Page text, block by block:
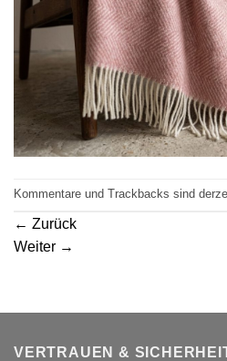
Kommentare und Trackbacks sind
← Zurück
Weiter →
VERTRAUEN &